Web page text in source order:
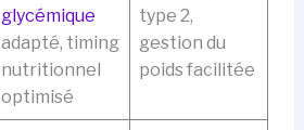
glycémique
adapté, timing
nutritionnel
optimisé
type 2,
gestion du
poids facilitée